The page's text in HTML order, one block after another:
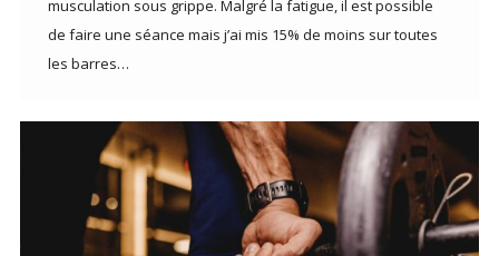
musculation sous grippe. Malgré la fatigue, il est possible
de faire une séance mais j’ai mis 15% de moins sur toutes
les barres…